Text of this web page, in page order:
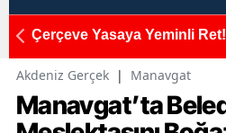
İYİ Partili Antalyalı Vekil
Akdeniz Gerçek | Manavgat
Manavgat’ta